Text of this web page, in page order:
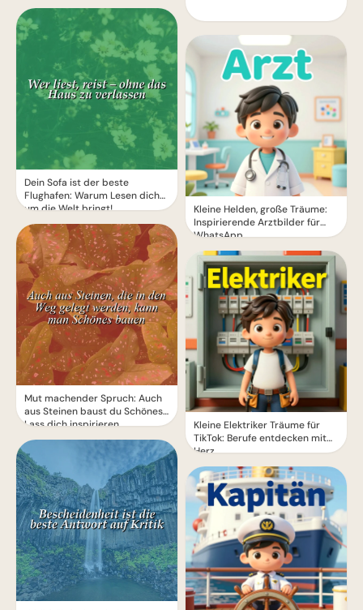
Dein Sofa ist der beste
Flughafen: Warum Lesen dich
um die Welt bringt!
Mut machender Spruch: Auch
aus Steinen baust du Schönes!
Lass dich inspirieren.
Kleine Helden, große Träume:
Inspirierende Arztbilder für
WhatsApp.
Kleine Elektriker Träume für
TikTok: Berufe entdecken mit
Herz